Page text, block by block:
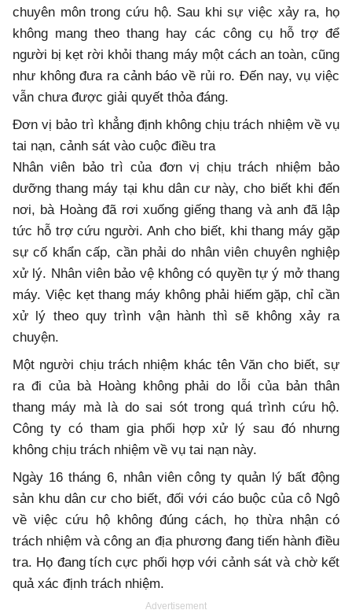
chuyên môn trong cứu hộ. Sau khi sự việc xảy ra, họ
không mang theo thang hay các công cụ hỗ trợ để
người bị kẹt rời khỏi thang máy một cách an toàn, cũng
như không đưa ra cảnh báo về rủi ro. Đến nay, vụ việc
vẫn chưa được giải quyết thỏa đáng.
Đơn vị bảo trì khẳng định không chịu trách nhiệm về vụ
tai nạn, cảnh sát vào cuộc điều tra
Nhân viên bảo trì của đơn vị chịu trách nhiệm bảo
dưỡng thang máy tại khu dân cư này, cho biết khi đến
nơi, bà Hoàng đã rơi xuống giếng thang và anh đã lập
tức hỗ trợ cứu người. Anh cho biết, khi thang máy gặp
sự cố khẩn cấp, cần phải do nhân viên chuyên nghiệp
xử lý. Nhân viên bảo vệ không có quyền tự ý mở thang
máy. Việc kẹt thang máy không phải hiếm gặp, chỉ cần
xử lý theo quy trình vận hành thì sẽ không xảy ra
chuyện.
Một người chịu trách nhiệm khác tên Văn cho biết, sự
ra đi của bà Hoàng không phải do lỗi của bản thân
thang máy mà là do sai sót trong quá trình cứu hộ.
Công ty có tham gia phối hợp xử lý sau đó nhưng
không chịu trách nhiệm về vụ tai nạn này.
Ngày 16 tháng 6, nhân viên công ty quản lý bất động
sản khu dân cư cho biết, đối với cáo buộc của cô Ngô
về việc cứu hộ không đúng cách, họ thừa nhận có
trách nhiệm và công an địa phương đang tiến hành điều
tra. Họ đang tích cực phối hợp với cảnh sát và chờ kết
quả xác định trách nhiệm.
Advertisement